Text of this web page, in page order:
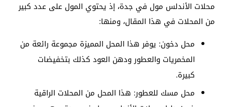
محلات الأندلس مول في جدة، إذ يحتوي المول على عدد كبير
من المحلات في هذا المقال، ومنها:
محل دخون: يوفر هذا المحل المميزة مجموعة رائعة من
المخمريات والعطور ودهن العود كذلك بتخفيضات
كبيرة.
محل مسك للعطور: هذا المحل من المحلات الراقية